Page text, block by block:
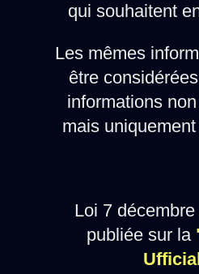
qui souhaitent
Les mêmes
être
informations
mais
Loi 7
publiée sur la